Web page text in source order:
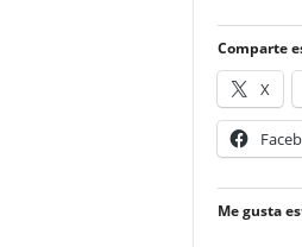
Comparte
X
Me gusta